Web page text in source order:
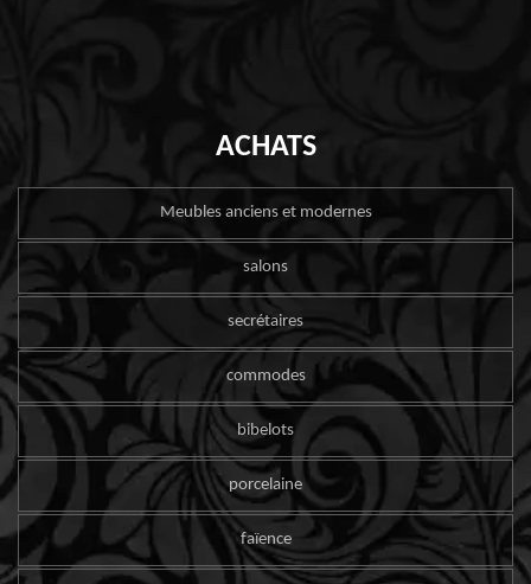
ACHATS
Meubles anciens et modernes
salons
secrétaires
commodes
bibelots
porcelaine
faïence